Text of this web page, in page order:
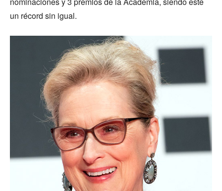
un récord sin igual.